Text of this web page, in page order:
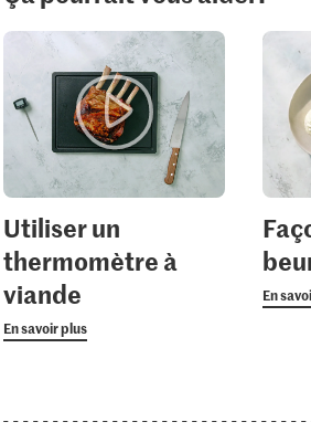
Utiliser un
thermomètre à
viande
En savoir plus
En